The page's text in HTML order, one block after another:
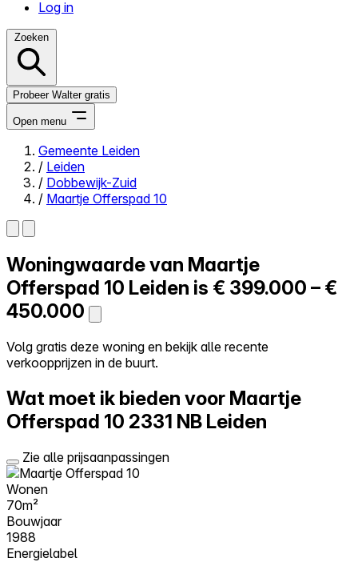
Log in
Zoeken
Probeer Walter gratis
Open menu
Close menu
Zelf kopen
Alles-in-één
Reviews
Prijzen
Log in
Probeer Walter gratis
Gemeente Leiden
/ Leiden
/ Dobbewijk-Zuid
/ Maartje Offerspad 10
Woningwaarde van Maartje
Offerspad 10 Leiden is € 399.000 – €
450.000
Volg gratis deze woning en bekijk alle recente
verkoopprijzen in de buurt.
Wat moet ik bieden voor Maartje
Offerspad 10 2331 NB Leiden
Zie alle prijsaanpassingen
Wonen
70m²
Bouwjaar
1988
Energielabel